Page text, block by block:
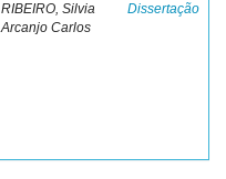
RIBEIRO, Silvia
Arcanjo Carlos
Dissertação